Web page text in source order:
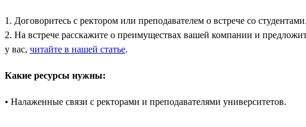
1. Договоритесь с ректором или преподавателем о встрече со студентами.
2. На встрече расскажите о преимуществах вашей компании и
у вас, читайте в нашей статье.
Какие ресурсы нужны:
• Налаженные связи с ректорами и преподавателями университетов.